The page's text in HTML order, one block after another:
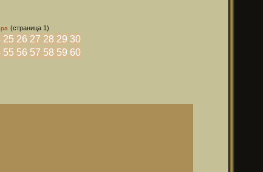
(страница 1)
25 26 27 28 29 30
55 56 57 58 59 60